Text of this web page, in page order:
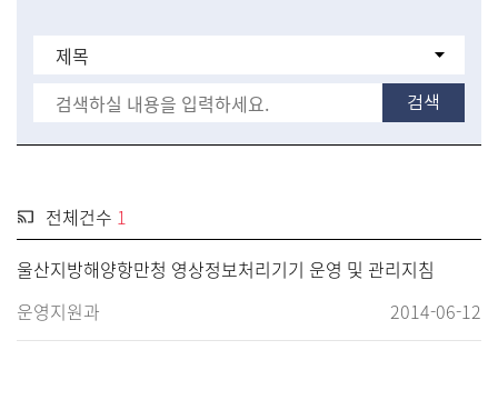
전체건수 1
울산지방해양항만청 영상정보처리기기 운영 및 관리지침
운영지원과
2014-06-12